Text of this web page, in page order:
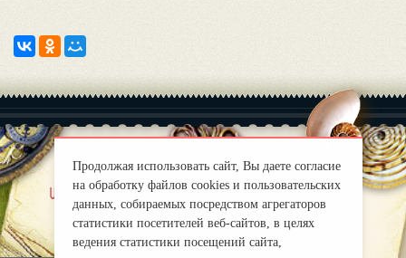
uber uns |
Правила
mirprognoz@mail.ru
Продолжая использовать сайт, Вы даете согласие
на обработку файлов cookies и пользовательских
данных, собираемых посредством агрегаторов
статистики посетителей веб-сайтов, в целях
ведения статистики посещений сайта,